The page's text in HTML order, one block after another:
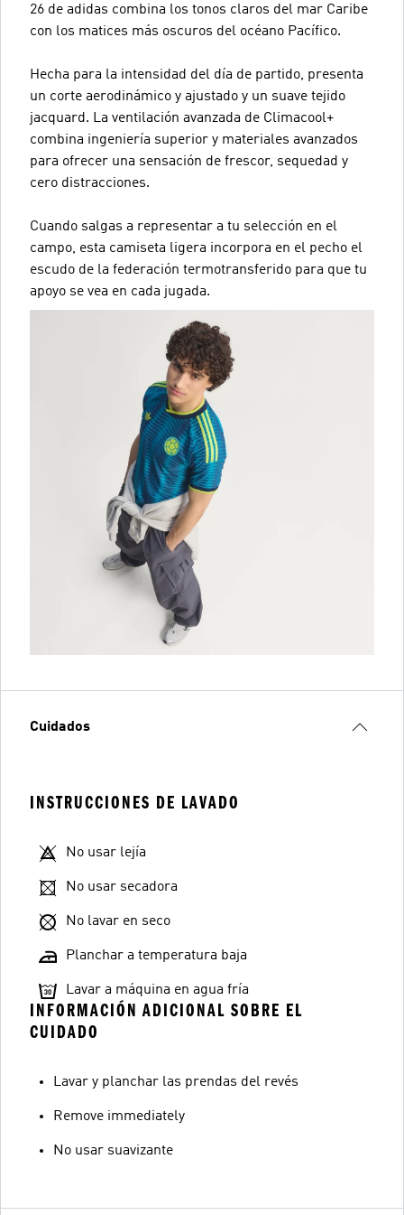
26 de adidas combina los tonos claros del mar Caribe
con los matices más oscuros del océano Pacífico.
Hecha para la intensidad del día de partido, presenta
un corte aerodinámico y ajustado y un suave tejido
jacquard. La ventilación avanzada de Climacool+
combina ingeniería superior y materiales avanzados
para ofrecer una sensación de frescor, sequedad y
cero distracciones.
Cuando salgas a representar a tu selección en el
campo, esta camiseta ligera incorpora en el pecho el
escudo de la federación termotransferido para que tu
apoyo se vea en cada jugada.
Cuidados
INSTRUCCIONES DE LAVADO
No usar lejía
No usar secadora
No lavar en seco
Planchar a temperatura baja
Lavar a máquina en agua fría
INFORMACIÓN ADICIONAL SOBRE EL
CUIDADO
Lavar y planchar las prendas del revés
Remove immediately
No usar suavizante